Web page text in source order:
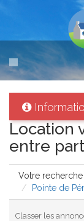
propriétaires sont
Location
entre
Votre
Pointe de
Classer les